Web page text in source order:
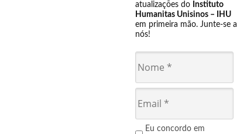
atualizações do Instituto
Humanitas Unisinos – IHU
em primeira mão. Junte-se a
nós!
Eu concordo em